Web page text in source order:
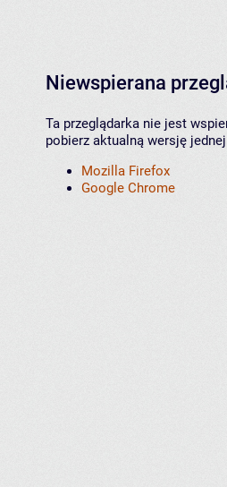
Niewspierana
Ta przeglądarka nie jest
pobierz aktualną wersję
Mozilla Firefox
Google Chrome